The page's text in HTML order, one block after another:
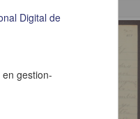
Digital de
gestion-